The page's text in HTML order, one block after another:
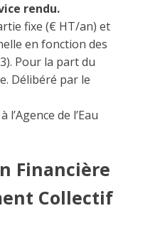
rendu.
fixe (€ HT/an) et
en fonction des
Pour la part du
Délibéré par le
de l’Eau
Financière
Collectif